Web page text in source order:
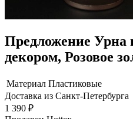
Предложение Урна
декором, Розовое
Материал Пластиковые
Доставка из Санкт-Петербурга
1 390 ₽